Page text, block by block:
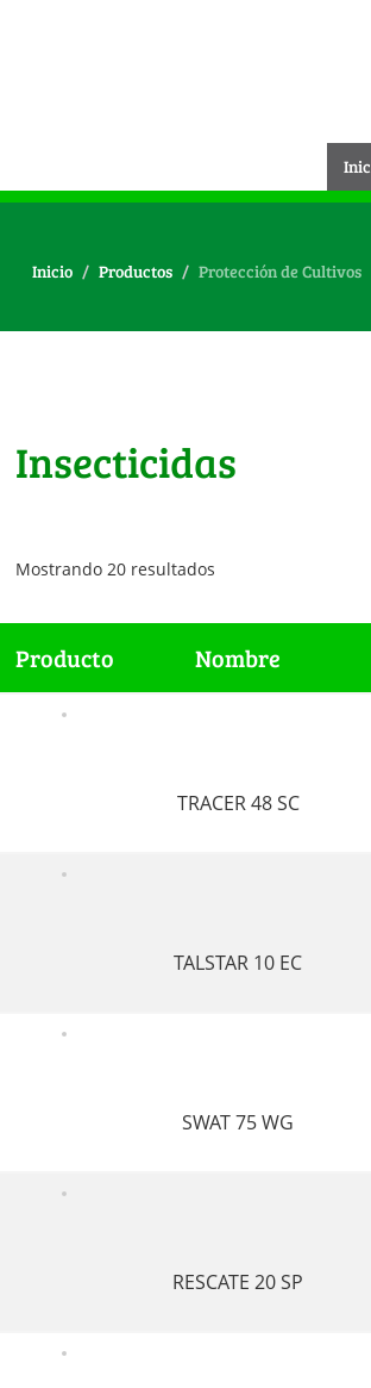
Inicio Productos Protección de Cultivos
Insecticidas
Mostrando 20 resultados
Producto Nombre
TRACER 48 SC
TALSTAR 10 EC
SWAT 75 WG
RESCATE 20 SP